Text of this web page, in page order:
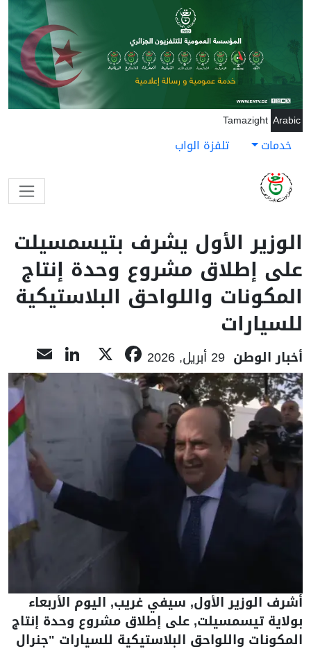
تجاوز إلى المحتوى الرئيسي
Arabic
Tamazight
خدمات تلفزة الواب
الوزير الأول يشرف بتيسمسيلت
على إطلاق مشروع وحدة إنتاج
المكونات واللواحق البلاستيكية
للسيارات
أخبار الوطن 29 أبريل, 2026 Facebook
أشرف الوزير الأول, سيفي غريب, اليوم الأربعاء
بولاية تيسمسيلت, على إطلاق مشروع وحدة إنتاج
المكونات واللواحق البلاستيكية للسيارات "جنرال